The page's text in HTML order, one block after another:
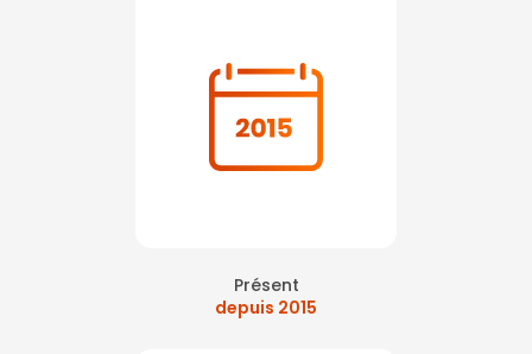
Présent
depuis 2015